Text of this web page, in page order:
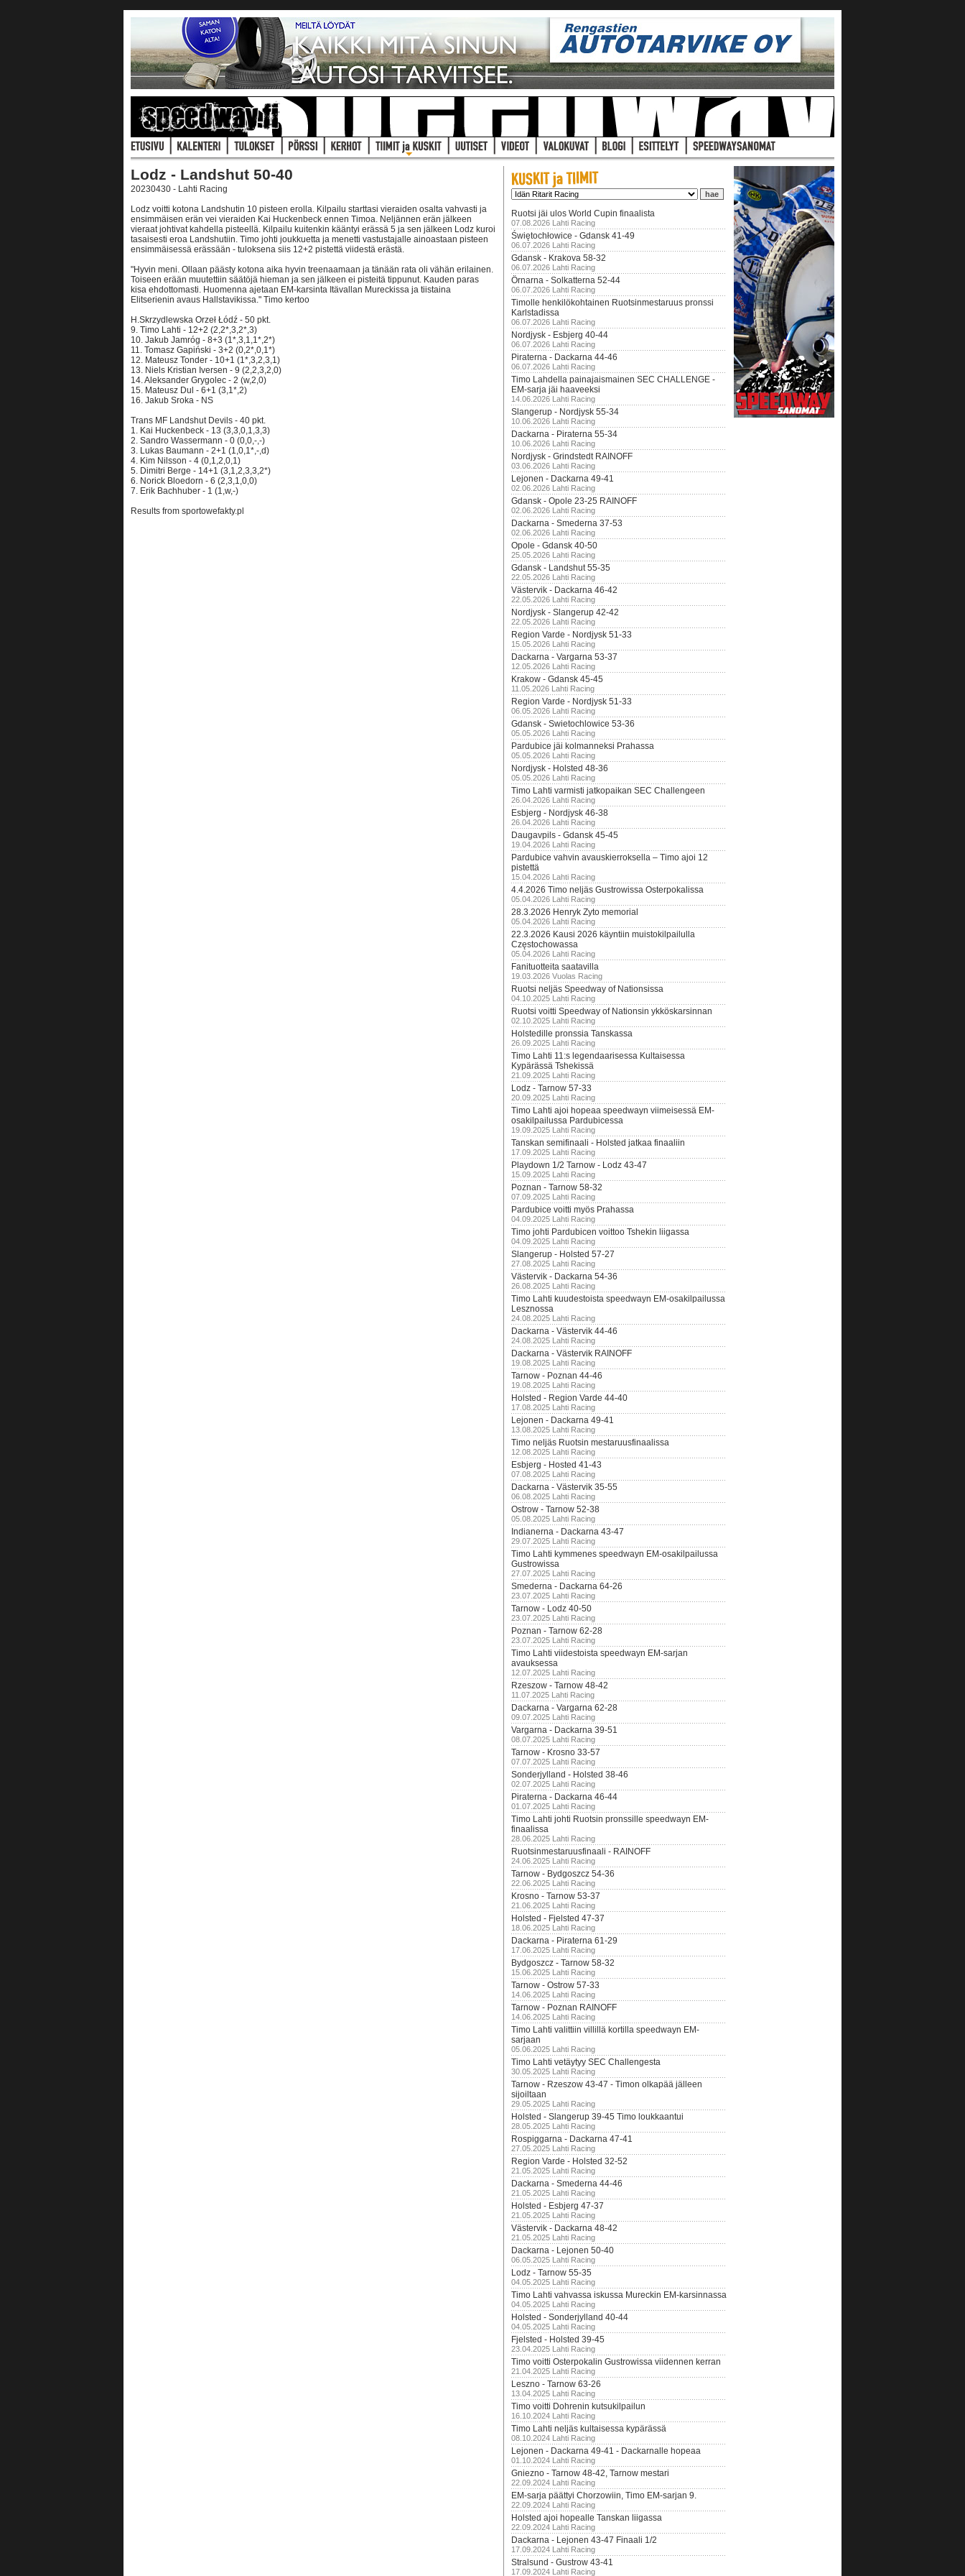
Lodz - Landshut 50-40
20230430 - Lahti Racing
Lodz voitti kotona Landshutin 10 pisteen erolla. Kilpailu starttasi vieraiden osalta vahvasti ja
ensimmäisen erän vei vieraiden Kai Huckenbeck ennen Timoa. Neljännen erän jälkeen
vieraat johtivat kahdella pisteellä. Kilpailu kuitenkin kääntyi erässä 5 ja sen jälkeen Lodz kuroi
tasaisesti eroa Landshutiin. Timo johti joukkuetta ja menetti vastustajalle ainoastaan pisteen
ensimmäisessä erässään - tuloksena siis 12+2 pistettä viidestä erästä.
"Hyvin meni. Ollaan päästy kotona aika hyvin treenaamaan ja tänään rata oli vähän erilainen.
Toiseen erään muutettiin säätöjä hieman ja sen jälkeen ei pisteitä tippunut. Kauden paras
kisa ehdottomasti. Huomenna ajetaan EM-karsinta Itävallan Mureckissa ja tiistaina
Elitserienin avaus Hallstavikissa." Timo kertoo
H.Skrzydlewska Orzeł Łódź - 50 pkt.
9. Timo Lahti - 12+2 (2,2*,3,2*,3)
10. Jakub Jamróg - 8+3 (1*,3,1,1*,2*)
11. Tomasz Gapiński - 3+2 (0,2*,0,1*)
12. Mateusz Tonder - 10+1 (1*,3,2,3,1)
13. Niels Kristian Iversen - 9 (2,2,3,2,0)
14. Aleksander Grygolec - 2 (w,2,0)
15. Mateusz Dul - 6+1 (3,1*,2)
16. Jakub Sroka - NS
Trans MF Landshut Devils - 40 pkt.
1. Kai Huckenbeck - 13 (3,3,0,1,3,3)
2. Sandro Wassermann - 0 (0,0,-,-)
3. Lukas Baumann - 2+1 (1,0,1*,-,d)
4. Kim Nilsson - 4 (0,1,2,0,1)
5. Dimitri Berge - 14+1 (3,1,2,3,3,2*)
6. Norick Bloedorn - 6 (2,3,1,0,0)
7. Erik Bachhuber - 1 (1,w,-)
Results from sportowefakty.pl
Ruotsi jäi ulos World Cupin finaalista
07.08.2026 Lahti Racing
Świętochłowice - Gdansk 41-49
06.07.2026 Lahti Racing
Gdansk - Krakova 58-32
06.07.2026 Lahti Racing
Örnarna - Solkatterna 52-44
06.07.2026 Lahti Racing
Timolle henkilökohtainen Ruotsinmestaruus pronssi
Karlstadissa
06.07.2026 Lahti Racing
Nordjysk - Esbjerg 40-44
06.07.2026 Lahti Racing
Piraterna - Dackarna 44-46
06.07.2026 Lahti Racing
Timo Lahdella painajaismainen SEC CHALLENGE -
EM-sarja jäi haaveeksi
14.06.2026 Lahti Racing
Slangerup - Nordjysk 55-34
10.06.2026 Lahti Racing
Dackarna - Piraterna 55-34
10.06.2026 Lahti Racing
Nordjysk - Grindstedt RAINOFF
03.06.2026 Lahti Racing
Lejonen - Dackarna 49-41
02.06.2026 Lahti Racing
Gdansk - Opole 23-25 RAINOFF
02.06.2026 Lahti Racing
Dackarna - Smederna 37-53
02.06.2026 Lahti Racing
Opole - Gdansk 40-50
25.05.2026 Lahti Racing
Gdansk - Landshut 55-35
22.05.2026 Lahti Racing
Västervik - Dackarna 46-42
22.05.2026 Lahti Racing
Nordjysk - Slangerup 42-42
22.05.2026 Lahti Racing
Region Varde - Nordjysk 51-33
15.05.2026 Lahti Racing
Dackarna - Vargarna 53-37
12.05.2026 Lahti Racing
Krakow - Gdansk 45-45
11.05.2026 Lahti Racing
Region Varde - Nordjysk 51-33
06.05.2026 Lahti Racing
Gdansk - Swietochlowice 53-36
05.05.2026 Lahti Racing
Pardubice jäi kolmanneksi Prahassa
05.05.2026 Lahti Racing
Nordjysk - Holsted 48-36
05.05.2026 Lahti Racing
Timo Lahti varmisti jatkopaikan SEC Challengeen
26.04.2026 Lahti Racing
Esbjerg - Nordjysk 46-38
26.04.2026 Lahti Racing
Daugavpils - Gdansk 45-45
19.04.2026 Lahti Racing
Pardubice vahvin avauskierroksella – Timo ajoi 12
pistettä
15.04.2026 Lahti Racing
4.4.2026 Timo neljäs Gustrowissa Osterpokalissa
05.04.2026 Lahti Racing
28.3.2026 Henryk Zyto memorial
05.04.2026 Lahti Racing
22.3.2026 Kausi 2026 käyntiin muistokilpailulla
Częstochowassa
05.04.2026 Lahti Racing
Fanituotteita saatavilla
19.03.2026 Vuolas Racing
Ruotsi neljäs Speedway of Nationsissa
04.10.2025 Lahti Racing
Ruotsi voitti Speedway of Nationsin ykköskarsinnan
02.10.2025 Lahti Racing
Holstedille pronssia Tanskassa
26.09.2025 Lahti Racing
Timo Lahti 11:s legendaarisessa Kultaisessa
Kypärässä Tshekissä
21.09.2025 Lahti Racing
Lodz - Tarnow 57-33
20.09.2025 Lahti Racing
Timo Lahti ajoi hopeaa speedwayn viimeisessä EM-
osakilpailussa Pardubicessa
19.09.2025 Lahti Racing
Tanskan semifinaali - Holsted jatkaa finaaliin
17.09.2025 Lahti Racing
Playdown 1/2 Tarnow - Lodz 43-47
15.09.2025 Lahti Racing
Poznan - Tarnow 58-32
07.09.2025 Lahti Racing
Pardubice voitti myös Prahassa
04.09.2025 Lahti Racing
Timo johti Pardubicen voittoo Tshekin liigassa
04.09.2025 Lahti Racing
Slangerup - Holsted 57-27
27.08.2025 Lahti Racing
Västervik - Dackarna 54-36
26.08.2025 Lahti Racing
Timo Lahti kuudestoista speedwayn EM-osakilpailussa
Lesznossa
24.08.2025 Lahti Racing
Dackarna - Västervik 44-46
24.08.2025 Lahti Racing
Dackarna - Västervik RAINOFF
19.08.2025 Lahti Racing
Tarnow - Poznan 44-46
19.08.2025 Lahti Racing
Holsted - Region Varde 44-40
17.08.2025 Lahti Racing
Lejonen - Dackarna 49-41
13.08.2025 Lahti Racing
Timo neljäs Ruotsin mestaruusfinaalissa
12.08.2025 Lahti Racing
Esbjerg - Hosted 41-43
07.08.2025 Lahti Racing
Dackarna - Västervik 35-55
06.08.2025 Lahti Racing
Ostrow - Tarnow 52-38
05.08.2025 Lahti Racing
Indianerna - Dackarna 43-47
29.07.2025 Lahti Racing
Timo Lahti kymmenes speedwayn EM-osakilpailussa
Gustrowissa
27.07.2025 Lahti Racing
Smederna - Dackarna 64-26
23.07.2025 Lahti Racing
Tarnow - Lodz 40-50
23.07.2025 Lahti Racing
Poznan - Tarnow 62-28
23.07.2025 Lahti Racing
Timo Lahti viidestoista speedwayn EM-sarjan
avauksessa
12.07.2025 Lahti Racing
Rzeszow - Tarnow 48-42
11.07.2025 Lahti Racing
Dackarna - Vargarna 62-28
09.07.2025 Lahti Racing
Vargarna - Dackarna 39-51
08.07.2025 Lahti Racing
Tarnow - Krosno 33-57
07.07.2025 Lahti Racing
Sonderjylland - Holsted 38-46
02.07.2025 Lahti Racing
Piraterna - Dackarna 46-44
01.07.2025 Lahti Racing
Timo Lahti johti Ruotsin pronssille speedwayn EM-
finaalissa
28.06.2025 Lahti Racing
Ruotsinmestaruusfinaali - RAINOFF
24.06.2025 Lahti Racing
Tarnow - Bydgoszcz 54-36
22.06.2025 Lahti Racing
Krosno - Tarnow 53-37
21.06.2025 Lahti Racing
Holsted - Fjelsted 47-37
18.06.2025 Lahti Racing
Dackarna - Piraterna 61-29
17.06.2025 Lahti Racing
Bydgoszcz - Tarnow 58-32
15.06.2025 Lahti Racing
Tarnow - Ostrow 57-33
14.06.2025 Lahti Racing
Tarnow - Poznan RAINOFF
14.06.2025 Lahti Racing
Timo Lahti valittiin villillä kortilla speedwayn EM-
sarjaan
05.06.2025 Lahti Racing
Timo Lahti vetäytyy SEC Challengesta
30.05.2025 Lahti Racing
Tarnow - Rzeszow 43-47 - Timon olkapää jälleen
sijoiltaan
29.05.2025 Lahti Racing
Holsted - Slangerup 39-45 Timo loukkaantui
28.05.2025 Lahti Racing
Rospiggarna - Dackarna 47-41
27.05.2025 Lahti Racing
Region Varde - Holsted 32-52
21.05.2025 Lahti Racing
Dackarna - Smederna 44-46
21.05.2025 Lahti Racing
Holsted - Esbjerg 47-37
21.05.2025 Lahti Racing
Västervik - Dackarna 48-42
21.05.2025 Lahti Racing
Dackarna - Lejonen 50-40
06.05.2025 Lahti Racing
Lodz - Tarnow 55-35
04.05.2025 Lahti Racing
Timo Lahti vahvassa iskussa Mureckin EM-karsinnassa
04.05.2025 Lahti Racing
Holsted - Sonderjylland 40-44
04.05.2025 Lahti Racing
Fjelsted - Holsted 39-45
23.04.2025 Lahti Racing
Timo voitti Osterpokalin Gustrowissa viidennen kerran
21.04.2025 Lahti Racing
Leszno - Tarnow 63-26
13.04.2025 Lahti Racing
Timo voitti Dohrenin kutsukilpailun
16.10.2024 Lahti Racing
Timo Lahti neljäs kultaisessa kypärässä
08.10.2024 Lahti Racing
Lejonen - Dackarna 49-41 - Dackarnalle hopeaa
01.10.2024 Lahti Racing
Gniezno - Tarnow 48-42, Tarnow mestari
22.09.2024 Lahti Racing
EM-sarja päättyi Chorzowiin, Timo EM-sarjan 9.
22.09.2024 Lahti Racing
Holsted ajoi hopealle Tanskan liigassa
22.09.2024 Lahti Racing
Dackarna - Lejonen 43-47 Finaali 1/2
17.09.2024 Lahti Racing
Stralsund - Gustrow 43-41
17.09.2024 Lahti Racing